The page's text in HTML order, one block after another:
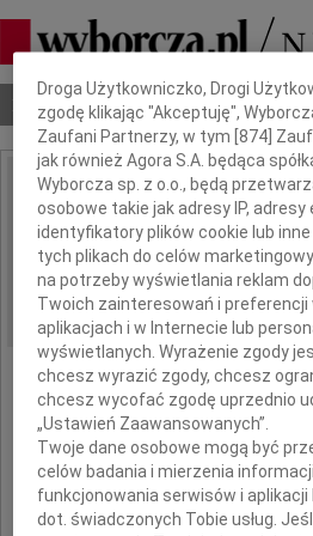
Nekrologi Odeszli Poradnik
IMIĘ I NAZWISKO: Kasia
REGION: Szczecin
DATA EMISJI: 18.02.2012
że ani
Z największym
dnia 16
nasza
Dbamy o Twoją prywatność
Droga Użytkowniczko, Drogi
zgodę klikając "Akceptuję",
Zaufani Partnerzy, w tym [874 ]
jak również Agora S.A. będąca
Wyborcza sp. z o.o., będą
osobowe takie jak adresy IP, adresy
identyfikatory plików cookie lub
tych plikach do celów
na potrzeby wyświetlania reklam
Twoich zainteresowań i
aplikacjach i w Internecie lub
wyświetlanych. Wyrażenie zgody
chcesz wyrazić zgody, chcesz
chcesz wycofać zgodę uprzednio
„Ustawień Zaawansowanych”.
Twoje dane osobowe mogą być
celów badania i mierzenia
funkcjonowania serwisów i aplikacji
dot. świadczonych Tobie usług.